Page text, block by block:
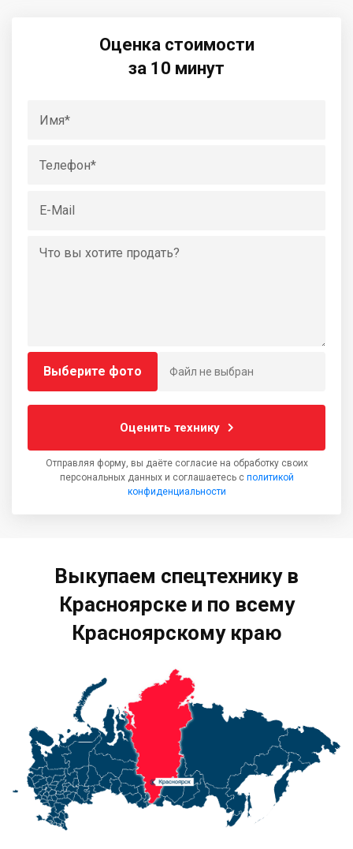
Оценка стоимости
за 10 минут
Выберите фото Файл не выбран
Оценить технику
Отправляя форму, вы даёте согласие на обработку своих
персональных данных и соглашаетесь с политикой
конфиденциальности
Выкупаем спецтехнику в
Красноярске и по всему
Красноярскому краю